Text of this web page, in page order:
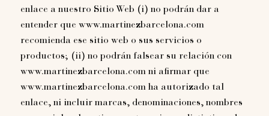
enlace a nuestro Sitio Web (i) no podrán dar a
entender que www.martinezbarcelona.com
recomienda ese sitio web o sus servicios o
productos; (ii) no podrán falsear su relación con
www.martinezbarcelona.com ni afirmar que
www.martinezbarcelona.com ha autorizado tal
enlace, ni incluir marcas, denominaciones, nombres